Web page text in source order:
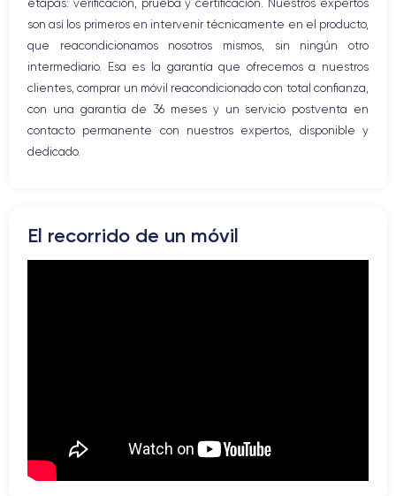
etapas: verificación, prueba y certificación. Nuestros expertos
son así los primeros en intervenir técnicamente en el producto,
que reacondicionamos nosotros mismos, sin ningún otro
intermediario. Esa es la garantía que ofrecemos a nuestros
clientes, comprar un móvil reacondicionado con total confianza,
con una garantía de 36 meses y un servicio postventa en
contacto permanente con nuestros expertos, disponible y
dedicado.
El recorrido de un móvil